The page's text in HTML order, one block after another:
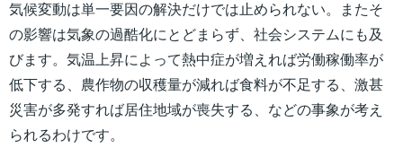
気候変動は単一要因の解決だけでは止められない。またそ
の影響は気象の過酷化にとどまらず、社会システムにも及
びます。気温上昇によって熱中症が増えれば労働稼働率が
低下する、農作物の収穫量が減れば食料が不足する、激甚
災害が多発すれば居住地域が喪失する、などの事象が考え
られるわけです。